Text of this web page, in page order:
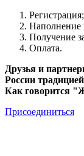
Регистрация;
Наполнение
Получение
Оплата.
Друзья и
России
Как говорится
Присоединиться